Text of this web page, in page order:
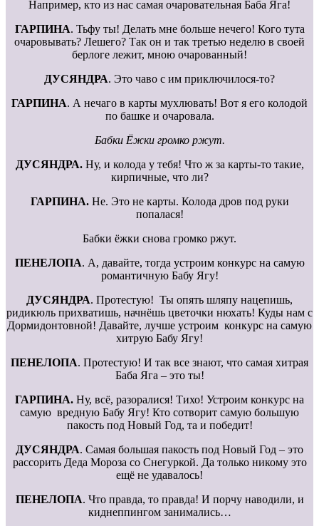
Например, кто из нас самая очаровательная Баба Яга!
ГАРПИНА. Тьфу ты! Делать мне больше нечего! Кого тута
очаровывать? Лешего? Так он и так третью неделю в своей
берлоге лежит, мною очарованный!
ДУСЯНДРА. Это чаво с им приключилося-то?
ГАРПИНА. А нечаго в карты мухлювать! Вот я его колодой
по башке и очаровала.
Бабки Ёжки громко ржут.
ДУСЯНДРА.Ну, и колода у тебя! Что ж за карты-то такие,
кирпичные, что ли?
ГАРПИНА.Не. Это не карты. Колода дров под руки
попалася!
Бабки ёжки снова громко ржут.
ПЕНЕЛОПА. А, давайте, тогда устроим конкурс на самую
романтичную Бабу Ягу!
ДУСЯНДРА. Протестую! Ты опять шляпу нацепишь,
ридикюль прихватишь, начнёшь цветочки нюхать! Куды нам с
Дормидонтовной! Давайте, лучше устроим конкурс на самую
хитрую Бабу Ягу!
ПЕНЕЛОПА. Протестую! И так все знают, что самая хитрая
Баба Яга – это ты!
ГАРПИНА. Ну, всё, разоралися! Тихо! Устроим конкурс на
самую вредную Бабу Ягу! Кто сотворит самую большую
пакость под Новый Год, та и победит!
ДУСЯНДРА. Самая большая пакость под Новый Год – это
рассорить Деда Мороза со Снегуркой. Да только никому это
ещё не удавалось!
ПЕНЕЛОПА. Что правда, то правда! И порчу наводили, и
киднеппингом занимались…